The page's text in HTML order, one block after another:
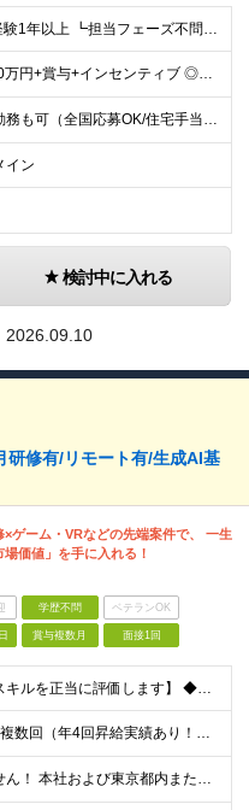
★ITエンジニア経験1年以上 ┗担当フェーズ不問 ┗経験年数不問（1年未満でもOK） ★年齢・学歴不問 ■ブランクありOK ■第二新卒歓迎 ■前職の雇用形態も一切不問 ■20代・30代の若手から
月給40万円～120万円+賞与+インセンティブ ◎入社した全員が年収UPしています！平均170万円UP！ ※経験・能力などを考慮の上、決定します。 ※月30時間（76,000円～）の固定残業代を含みま
★フルリモート勤務も可（全国応募OK/住宅手当を支給します） ※案件によって出勤が必要になる場合があります。 ※希望がない限り、転勤はありません ※U・Iターン歓迎 【拠点】 ◆本社／東京都新宿区西
イン
検討中に入れる
2026.09.10
研修有/リモート有/生成AI基
×ゲーム・VRなどの先端案件で、 一生
場価値」を手に入れる！
学歴不問 ベテランOK
賞与複数月 面接1回
【経験者歓迎／スキルを正当に評価します】 ◆学歴不問 ◆ITエンジニアとしての実務経験をお持ちの方（年数・分野不問） 「今の環境ではスキルアップの実感がない」 「もっと幅広い技術に挑戦したい」 「
◎昇給：年1回～複数回（年4回昇給実績あり！） ◎1000万円以上も可／20代後半で複数在籍！ 【ITエンジニア業務経験者】 ◆月給30万円～80万円(固定残業代含む)＋各種手当 ※経験者は試用期間
★転勤はありません！ 本社および東京都内または 首都圏を中心とするプロジェクト先での勤務となります。 ※勤務地選択可 ※希望は最大限考慮します ※入社後の転居を伴う転勤なし ◆本社オフィス 東京都